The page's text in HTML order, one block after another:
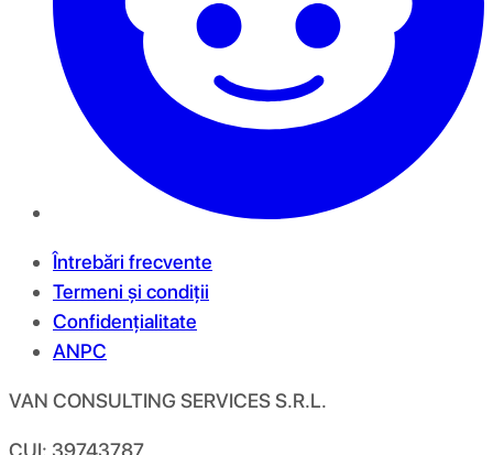
Întrebări frecvente
Termeni și condiții
Confidențialitate
ANPC
VAN CONSULTING SERVICES S.R.L.
CUI: 39743787